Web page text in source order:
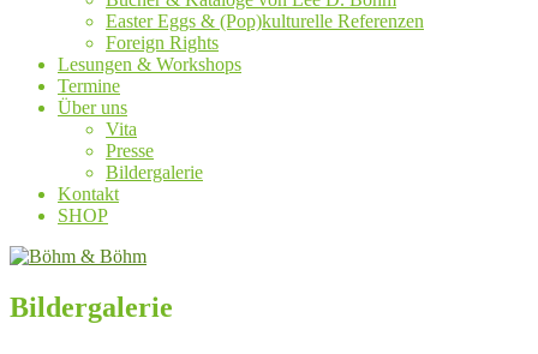
Easter Eggs & (Pop)kulturelle Referenzen
Foreign Rights
Lesungen & Workshops
Termine
Über uns
Vita
Presse
Bildergalerie
Kontakt
SHOP
Bildergalerie